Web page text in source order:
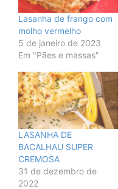
Lasanha de frango com
molho vermelho
5 de janeiro de 2023
Em "Pães e massas"
LASANHA DE
BACALHAU SUPER
CREMOSA
31 de dezembro de
2022